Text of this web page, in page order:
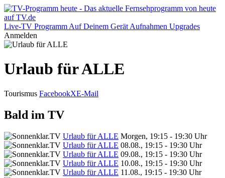
Live-TV Programm Auf Deinem Gerät Aufnahmen Upgrades
Anmelden
Urlaub für ALLE
Tourismus FacebookXE-Mail
Bald im TV
Urlaub für ALLE Morgen, 19:15 - 19:30 Uhr
Urlaub für ALLE 08.08., 19:15 - 19:30 Uhr
Urlaub für ALLE 09.08., 19:15 - 19:30 Uhr
Urlaub für ALLE 10.08., 19:15 - 19:30 Uhr
Urlaub für ALLE 11.08., 19:15 - 19:30 Uhr